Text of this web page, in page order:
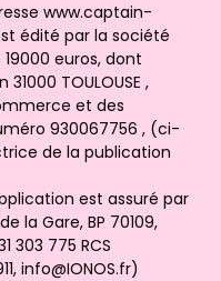
www.captain-
édité par la société
19000 euros, dont
TOULOUSE ,
et des
930067756 , (ci-
de la publication
est assuré par
la Gare, BP 70109,
303 775 RCS
info@IONOS.fr)